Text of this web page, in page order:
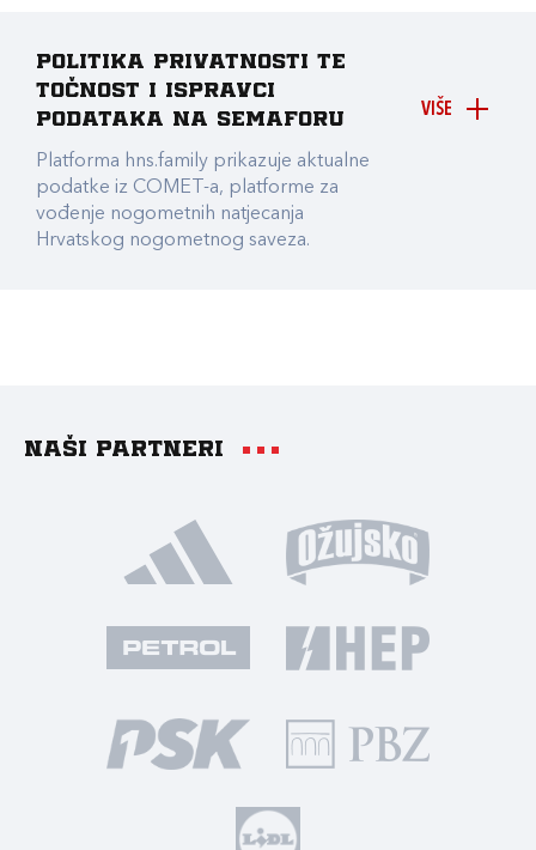
VIŠE
Politika privatnosti te
točnost i ispravci
podataka na Semaforu
Platforma hns.family prikazuje aktualne
podatke iz COMET-a, platforme za
vođenje nogometnih natjecanja
Hrvatskog nogometnog saveza.
Naši partneri